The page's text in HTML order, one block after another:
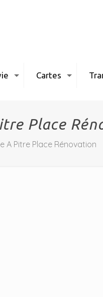
Cartes
Place
A Pitre Place Rénovation